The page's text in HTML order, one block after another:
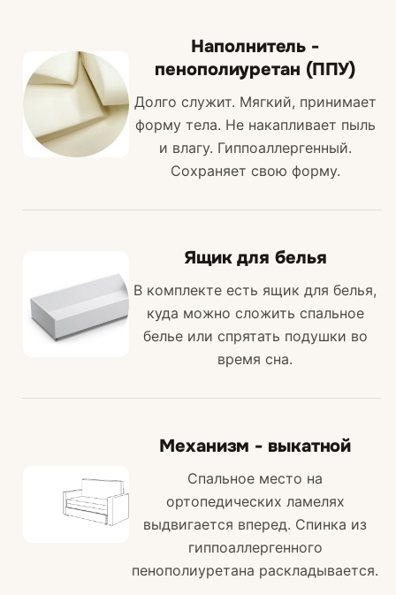
Наполнитель -
пенополиуретан (ППУ)
Долго служит. Мягкий, принимает
форму тела. Не накапливает пыль
и влагу. Гиппоаллергенный.
Сохраняет свою форму.
Ящик для белья
В комплекте есть ящик для белья,
куда можно сложить спальное
белье или спрятать подушки во
время сна.
Механизм - выкатной
Спальное место на
ортопедических ламелях
выдвигается вперед. Спинка из
гиппоаллергенного
пенополиуретана раскладывается.